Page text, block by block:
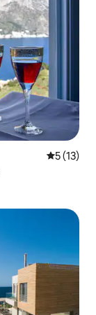
5 (13)